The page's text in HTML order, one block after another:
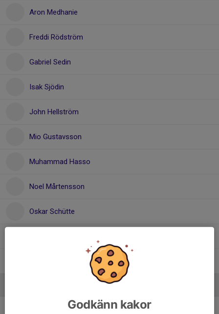
Aron Medhanie
Freddi Rödström
Gabriel Sedin
Isak Sjödin
John Hellström
Mio Gustavsson
Muhammad Hasso
Noel Mårtensson
Oskar Schütte
Anders NilssonTränare
Godkänn kakor